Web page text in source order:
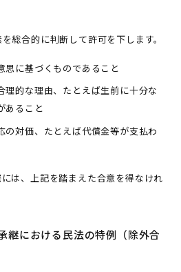
総合的に判断して許可を下します。
思に基づくものであること
理的な理由、たとえば生前に十分な
あること
の対価、たとえば代償金等が支払わ
は、上記を踏まえた合意を得なけれ
継における民法の特例（除外合